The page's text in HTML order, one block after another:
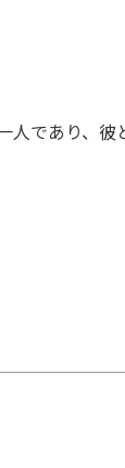
であり、